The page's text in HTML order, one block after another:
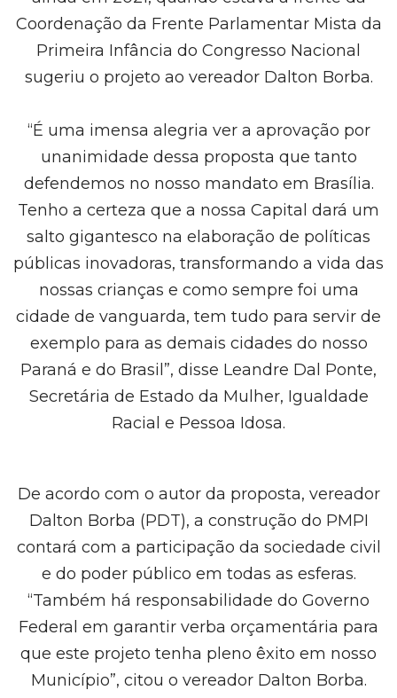
Coordenação da Frente Parlamentar Mista da
Primeira Infância do Congresso Nacional
sugeriu o projeto ao vereador Dalton Borba.
“É uma imensa alegria ver a aprovação por
unanimidade dessa proposta que tanto
defendemos no nosso mandato em Brasília.
Tenho a certeza que a nossa Capital dará um
salto gigantesco na elaboração de políticas
públicas inovadoras, transformando a vida das
nossas crianças e como sempre foi uma
cidade de vanguarda, tem tudo para servir de
exemplo para as demais cidades do nosso
Paraná e do Brasil”, disse Leandre Dal Ponte,
Secretária de Estado da Mulher, Igualdade
Racial e Pessoa Idosa.
De acordo com o autor da proposta, vereador
Dalton Borba (PDT), a construção do PMPI
contará com a participação da sociedade civil
e do poder público em todas as esferas.
“Também há responsabilidade do Governo
Federal em garantir verba orçamentária para
que este projeto tenha pleno êxito em nosso
Município”, citou o vereador Dalton Borba.